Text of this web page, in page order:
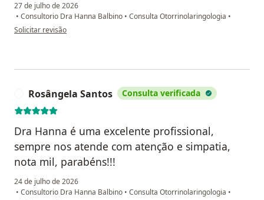
27 de julho de 2026
• Consultorio Dra Hanna Balbino • Consulta Otorrinolaringologia •
na opinião do utilizador José da Silva Santos
Solicitar revisão
Rosângela Santos Consulta verificada
Dra Hanna é uma excelente profissional,
sempre nos atende com atenção e simpatia,
nota mil, parabéns!!!
24 de julho de 2026
• Consultorio Dra Hanna Balbino • Consulta Otorrinolaringologia •